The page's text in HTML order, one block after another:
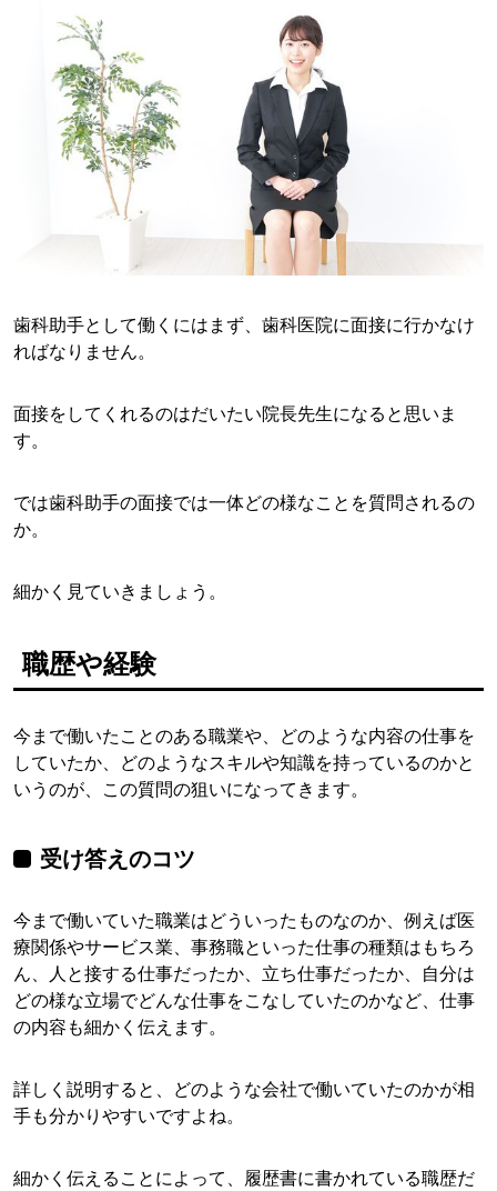
歯科助手として働くにはまず、歯科医院に面接に行かなけ
ればなりません。
面接をしてくれるのはだいたい院長先生になると思いま
す。
では歯科助手の面接では一体どの様なことを質問されるの
か。
細かく見ていきましょう。
職歴や経験
今まで働いたことのある職業や、どのような内容の仕事を
していたか、どのようなスキルや知識を持っているのかと
いうのが、この質問の狙いになってきます。
受け答えのコツ
今まで働いていた職業はどういったものなのか、例えば医
療関係やサービス業、事務職といった仕事の種類はもちろ
ん、人と接する仕事だったか、立ち仕事だったか、自分は
どの様な立場でどんな仕事をこなしていたのかなど、仕事
の内容も細かく伝えます。
詳しく説明すると、どのような会社で働いていたのかが相
手も分かりやすいですよね。
細かく伝えることによって、履歴書に書かれている職歴だ